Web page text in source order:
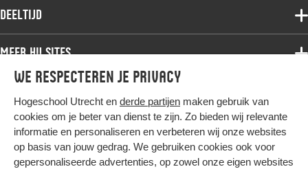
We respecteren je privacy
Hogeschool Utrecht en derde partijen maken gebruik van
cookies om je beter van dienst te zijn. Zo bieden wij relevante
informatie en personaliseren en verbeteren wij onze websites
op basis van jouw gedrag. We gebruiken cookies ook voor
gepersonaliseerde advertenties, op zowel onze eigen websites
Onderzoek
Werken bij de HU
Contact
Associate degree
Bachelor
Master
Studiekeuze voltijd
Deeltijd
Associate degree
Bachelor
Master
Post-master
Studiekeuze deeltijd
Meer HU sites
HU International
HU Bibliotheek
HU Ontwikkelt
Duurzame HU
Hier komt alles samen